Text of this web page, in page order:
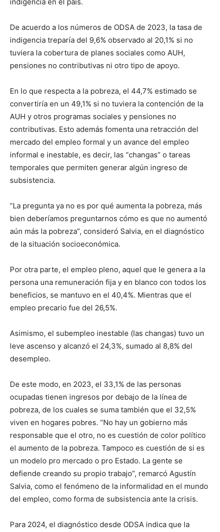
indigencia en el país.
De acuerdo a los números de ODSA de 2023, la tasa de
indigencia treparía del 9,6% observado al 20,1% si no
tuviera la cobertura de planes sociales como AUH,
pensiones no contributivas ni otro tipo de apoyo.
En lo que respecta a la pobreza, el 44,7% estimado se
convertiría en un 49,1% si no tuviera la contención de la
AUH y otros programas sociales y pensiones no
contributivas. Esto además fomenta una retracción del
mercado del empleo formal y un avance del empleo
informal e inestable, es decir, las “changas” o tareas
temporales que permiten generar algún ingreso de
subsistencia.
“La pregunta ya no es por qué aumenta la pobreza, más
bien deberíamos preguntarnos cómo es que no aumentó
aún más la pobreza”, consideró Salvia, en el diagnóstico
de la situación socioeconómica.
Por otra parte, el empleo pleno, aquel que le genera a la
persona una remuneración fija y en blanco con todos los
beneficios, se mantuvo en el 40,4%. Mientras que el
empleo precario fue del 26,5%.
Asimismo, el subempleo inestable (las changas) tuvo un
leve ascenso y alcanzó el 24,3%, sumado al 8,8% del
desempleo.
De este modo, en 2023, el 33,1% de las personas
ocupadas tienen ingresos por debajo de la línea de
pobreza, de los cuales se suma también que el 32,5%
viven en hogares pobres. “No hay un gobierno más
responsable que el otro, no es cuestión de color político
el aumento de la pobreza. Tampoco es cuestión de si es
un modelo pro mercado o pro Estado. La gente se
defiende creando su propio trabajo”, remarcó Agustín
Salvia, como el fenómeno de la informalidad en el mundo
del empleo, como forma de subsistencia ante la crisis.
Para 2024, el diagnóstico desde ODSA indica que la